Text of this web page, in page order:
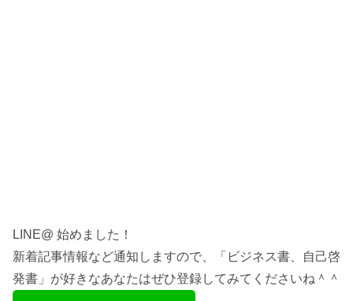
LINE@ 始めました！
新着記事情報など通知しますので、「ビジネス書、自己啓
発書」が好きなあなたはぜひ登録してみてくださいね＾＾